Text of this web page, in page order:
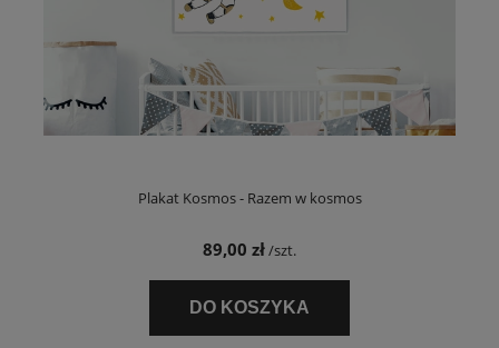
Plakat Kosmos - Razem w kosmos
89,00 zł/szt.
DO KOSZYKA